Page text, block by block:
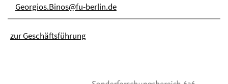
Georgios.Binos@fu-berlin.de
zur Geschäftsführung